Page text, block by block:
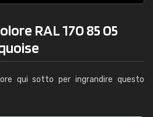
RAL 170 85 05
qui sotto per ingrandire questo